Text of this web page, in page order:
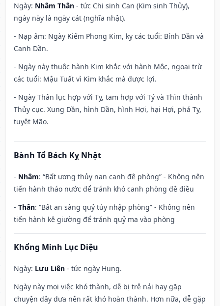
Ngày: Nhâm Thân - tức Chi sinh Can (Kim sinh Thủy),
ngày này là ngày cát (nghĩa nhật).
- Nạp âm: Ngày Kiếm Phong Kim, kỵ các tuổi: Bính Dần và
Canh Dần.
- Ngày này thuộc hành Kim khắc với hành Mộc, ngoại trừ
các tuổi: Mậu Tuất vì Kim khắc mà được lợi.
- Ngày Thân lục hợp với Tỵ, tam hợp với Tý và Thìn thành
Thủy cục. Xung Dần, hình Dần, hình Hợi, hại Hợi, phá Tỵ,
tuyệt Mão.
Bành Tổ Bách Kỵ Nhật
- Nhâm: “Bất ương thủy nan canh đê phòng” - Không nên
tiến hành tháo nước để tránh khó canh phòng đê điều
- Thân: “Bất an sàng quỷ túy nhập phòng” - Không nên
tiến hành kê giường để tránh quỷ ma vào phòng
Khổng Minh Lục Diệu
Ngày: Lưu Liên - tức ngày Hung.
Ngày này mọi việc khó thành, dễ bị trễ nải hay gặp
chuyện dây dưa nên rất khó hoàn thành. Hơn nữa, dễ gặp